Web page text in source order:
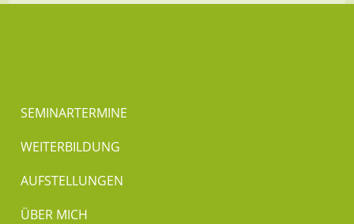
SEMINARTERMINE
WEITERBILDUNG
AUFSTELLUNGEN
ÜBER MICH